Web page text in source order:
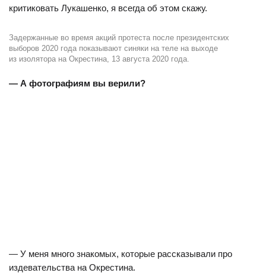
критиковать Лукашенко, я всегда об этом скажу.
Задержанные во время акций протеста после президентских
выборов 2020 года показывают синяки на теле на выходе
из изолятора на Окрестина, 13 августа 2020 года.
— А фотографиям вы верили?
— У меня много знакомых, которые рассказывали про
издевательства на Окрестина.